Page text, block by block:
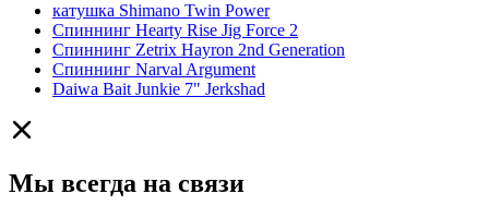
катушка Shimano Twin Power
Спиннинг Hearty Rise Jig Force 2
Спиннинг Zetrix Hayron 2nd Generation
Спиннинг Narval Argument
Daiwa Bait Junkie 7" Jerkshad
Мы всегда на связи